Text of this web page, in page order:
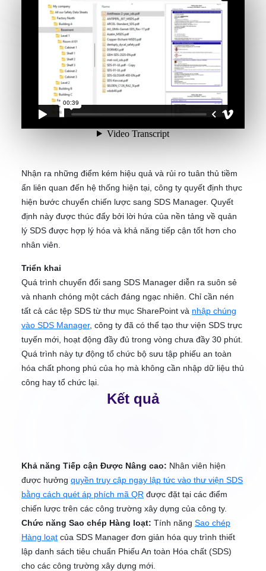
Nhận ra những điểm kém hiệu quả và rủi ro tuân thủ tiềm
ẩn liên quan đến hệ thống hiện tại, công ty quyết định thực
hiện bước chuyển chiến lược sang SDS Manager. Quyết
định này được thúc đẩy bởi lời hứa của nền tảng về quản
lý SDS được hợp lý hóa và khả năng tiếp cận tốt hơn cho
nhân viên.
Triển khai
Quá trình chuyển đổi sang SDS Manager diễn ra suôn sẻ
và nhanh chóng một cách đáng ngạc nhiên. Chỉ cần nén
tất cả các tệp SDS từ thư mục SharePoint và nhập chúng
vào SDS Manager, công ty đã có thể tạo thư viện SDS trực
tuyến mới, hoạt động đầy đủ trong vòng chưa đầy 30 phút.
Quá trình này tự động tổ chức bộ sưu tập phiếu an toàn
hóa chất phong phú của họ mà không cần nhập dữ liệu thủ
công hay tổ chức lại.
Kết quả
Khả năng Tiếp cận Được Nâng cao: Nhân viên hiện
được hưởng quyền truy cập ngay lập tức vào thư viện SDS
bằng cách quét áp phích mã QR được đặt tại các điểm
chiến lược trên các công trường xây dựng của công ty.
Chức năng Sao chép Hàng loạt: Tính năng Sao chép
Hàng loạt của SDS Manager đơn giản hóa quy trình thiết
lập danh sách tiêu chuẩn Phiếu An toàn Hóa chất (SDS)
cho các công trường xây dựng mới.